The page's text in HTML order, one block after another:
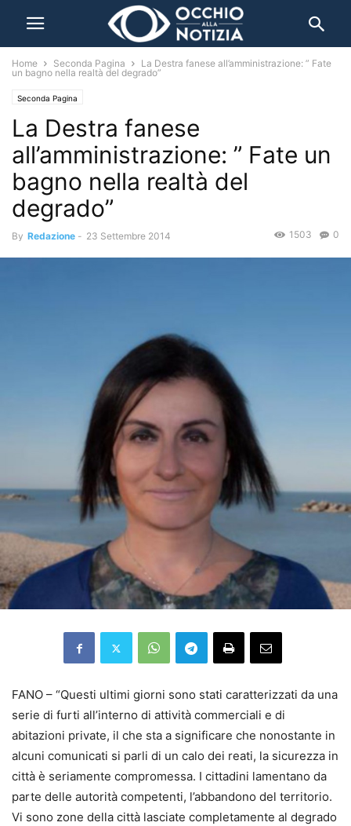
Home Seconda Pagina
La Destra fanese all’amministrazione: ” Fate
un bagno nella realtà del degrado”
Seconda Pagina
La Destra fanese
all’amministrazione: ” Fate un
bagno nella realtà del
degrado”
By Redazione - 23 Settembre 2014 0
1503
FANO – “Questi ultimi giorni sono stati caratterizzati da una
serie di furti all’interno di attività commerciali e di
abitazioni private, il che sta a significare che nonostante in
alcuni comunicati si parli di un calo dei reati, la sicurezza in
città è seriamente compromessa. I cittadini lamentano da
parte delle autorità competenti, l’abbandono del territorio.
Vi sono zone della città lasciate completamente al degrado